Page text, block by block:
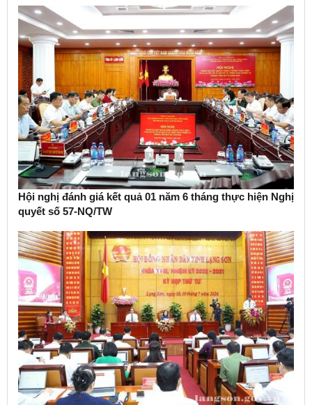
Hội nghị đánh giá kết quả 01 năm 6 tháng thực hiện Nghị
quyết số 57-NQ/TW